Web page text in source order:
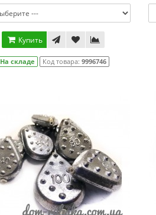
Купить
На складе Код товара:9996746